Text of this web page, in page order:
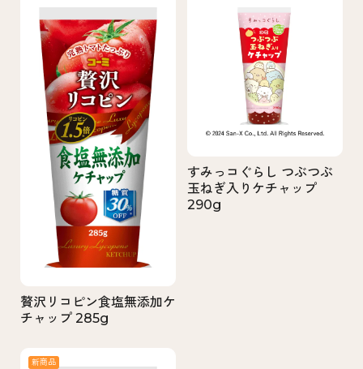
贅沢リコピン食塩無添加ケ
チャップ 285g
すみっコぐらし つぶつぶ
玉ねぎ入りケチャップ
290g
新商品